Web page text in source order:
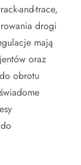
and-trace,
drogi
mają
oraz
obrotu